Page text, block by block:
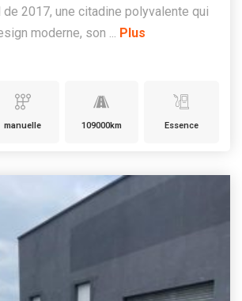
de 2017, une citadine polyvalente qui
moderne, son ... Plus
manuelle 109000km Essence